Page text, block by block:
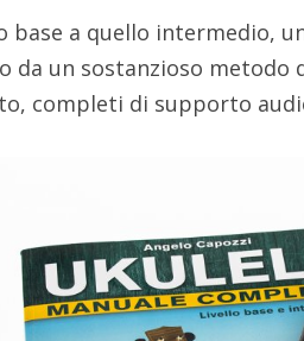
base a quello intermedio,
da un sostanzioso metodo
completi di supporto